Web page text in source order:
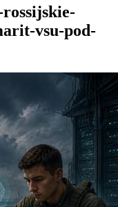
vsu-pod-